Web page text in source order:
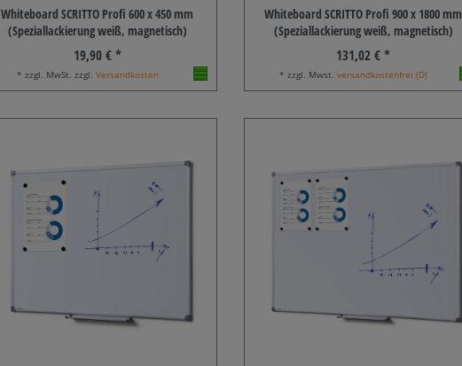
Whiteboard SCRITTO Profi 600 x 450 mm
(Speziallackierung weiß, magnetisch)
19,90 € *
* zzgl. MwSt. zzgl. Versandkosten
Whiteboard SCRITTO Profi 900 x 1800 mm
(Speziallackierung weiß, magnetisch)
131,02 € *
* zzgl. Mwst.versandkostenfrei (D)